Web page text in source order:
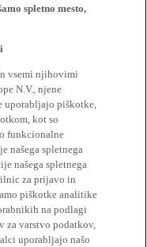
spletno mesto,
vsemi njihovimi
N.V., njene
uporabljajo piškotke,
kot so
funkcionalne
našega spletnega
našega spletnega
za prijavo in
piškotke analitike
na podlagi
za varstvo podatkov,
uporabljajo našo